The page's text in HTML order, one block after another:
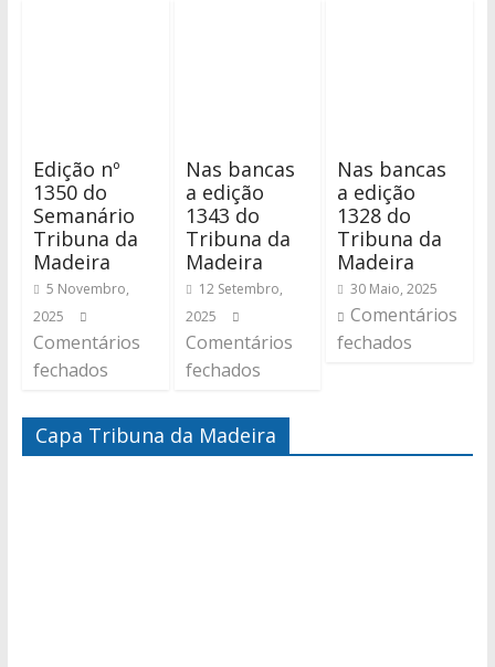
Edição nº
1350 do
Semanário
Tribuna da
Madeira
5 Novembro,
2025
Comentários
fechados
Nas bancas
a edição
1343 do
Tribuna da
Madeira
12 Setembro,
2025
Comentários
fechados
Nas bancas
a edição
1328 do
Tribuna da
Madeira
30 Maio, 2025
Comentários
fechados
Capa Tribuna da Madeira